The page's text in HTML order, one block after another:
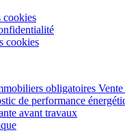
cookies
cookies
obligatoires
de performance
avant travaux